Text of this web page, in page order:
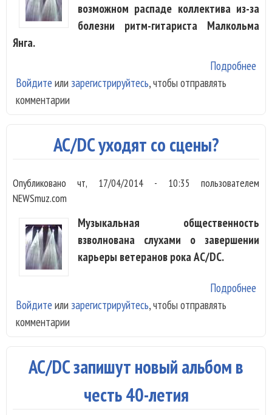
возможном распаде коллектива из-за
болезни ритм-гитариста Малкольма
Янга.
Подробнее
Войдите или зарегистрируйтесь, чтобы отправлять
комментарии
AC/DC уходят со сцены?
Опубликованочт, 17/04/2014 - 10:35 пользователем
NEWSmuz.com
Музыкальная общественность
взволнована слухами о завершении
карьеры ветеранов рока AC/DC.
Подробнее
Войдите или зарегистрируйтесь, чтобы отправлять
комментарии
AC/DC запишут новый альбом в
честь 40-летия